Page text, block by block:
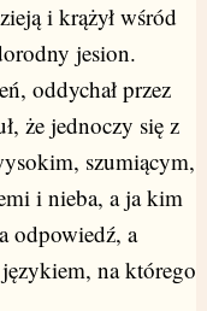
i krążył wśród
jesion.
oddychał przez
że jednoczy się z
szumiącym,
i nieba, a ja kim
odpowiedź, a
na którego